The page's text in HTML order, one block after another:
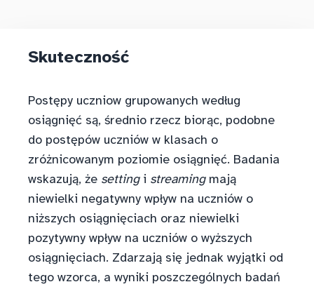
Skuteczność
Postępy uczniow grupowanych według
osiągnięć są, średnio rzecz biorąc, podobne
do postępów uczniów w klasach o
zróżnicowanym poziomie osiągnięć. Badania
wskazują, że settingi streamingmają
niewielki negatywny wpływ na uczniów o
niższych osiągnięciach oraz niewielki
pozytywny wpływ na uczniów o wyższych
osiągnięciach. Zdarzają się jednak wyjątki od
tego wzorca, a wyniki poszczególnych badań